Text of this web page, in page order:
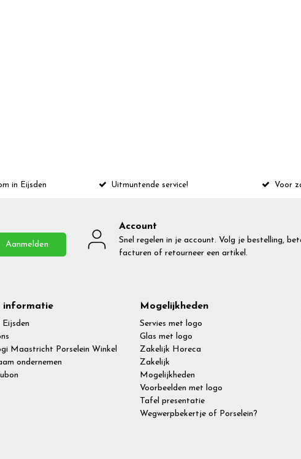
in Eijsden Uitmuntende service! Voor
Aanmelden
Account
Snel regelen in je account. Volg je bestelling,
facturen of retourneer een artikel.
informatie
Eijsden
Maastricht Porselein Winkel
ondernemen
Mogelijkheden
Servies met logo
Glas met logo
Zakelijk Horeca
Zakelijk
Mogelijkheden
Voorbeelden met logo
Tafel presentatie
Wegwerpbekertje of Porselein?